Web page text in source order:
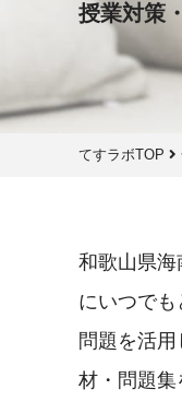
授業対策
てすラボTOP
和歌山県
にいつで
問題を活
材・問題集